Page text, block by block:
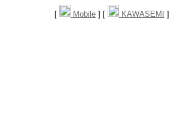
[ Mobile ] [ KAWASEMI ]